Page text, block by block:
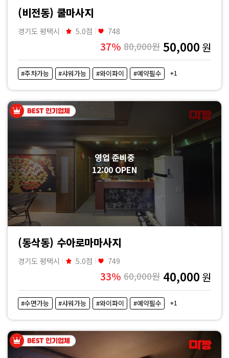
(비전동) 쿨마사지
경기도 평택시 5.0점 748
37% 80,000원 50,000 원
#주차가능 #샤워가능 #와이파이 #예약필수 +1
영업 준비중
12:00 OPEN
(동삭동) 수아로마마사지
경기도 평택시 5.0점 749
33% 60,000원 40,000 원
#수면가능 #샤워가능 #와이파이 #예약필수 +1